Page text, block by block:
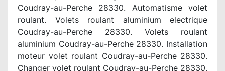
Coudray-au-Perche 28330. Automatisme volet
roulant. Volets roulant aluminium electrique
Coudray-au-Perche 28330. Volets roulant
aluminium Coudray-au-Perche 28330. Installation
moteur volet roulant Coudray-au-Perche 28330.
Changer volet roulant Coudray-au-Perche 28330.